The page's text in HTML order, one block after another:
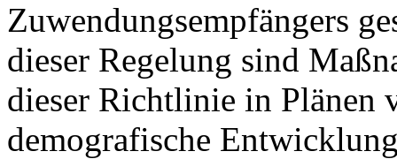
Zuwendungsempfängers
dieser Regelung sind
dieser Richtlinie in Plänen
demografische